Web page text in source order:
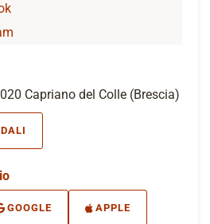
Capriano del Colle (Brescia)
GOOGLE APPLE